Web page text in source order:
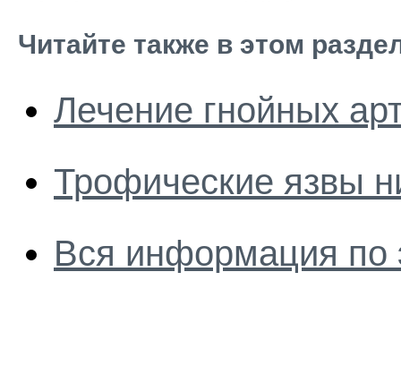
Читайте также в этом
Лечение гнойных
Трофические язвы
Вся информация по